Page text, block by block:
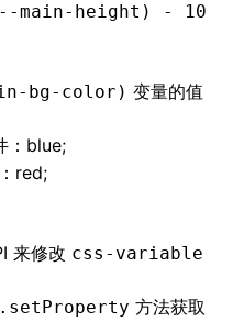
main-height) - 100
bg-color) 变量的值
：blue;
red;
来修改 css-variable
方法获取